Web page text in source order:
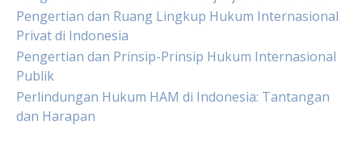
Pengertian dan Ruang Lingkup Hukum Internasional
Privat di Indonesia
Pengertian dan Prinsip-Prinsip Hukum Internasional
Publik
Perlindungan Hukum HAM di Indonesia: Tantangan
dan Harapan